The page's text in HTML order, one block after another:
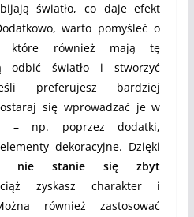
światło, co daje efekt
warto pomyśleć o
które również mają tę
odbić światło i stworzyć
preferujesz bardziej
się wprowadzać je w
– np. poprzez dodatki,
dekoracyjne. Dzięki
nie stanie się zbyt
zyskasz charakter i
również zastosować